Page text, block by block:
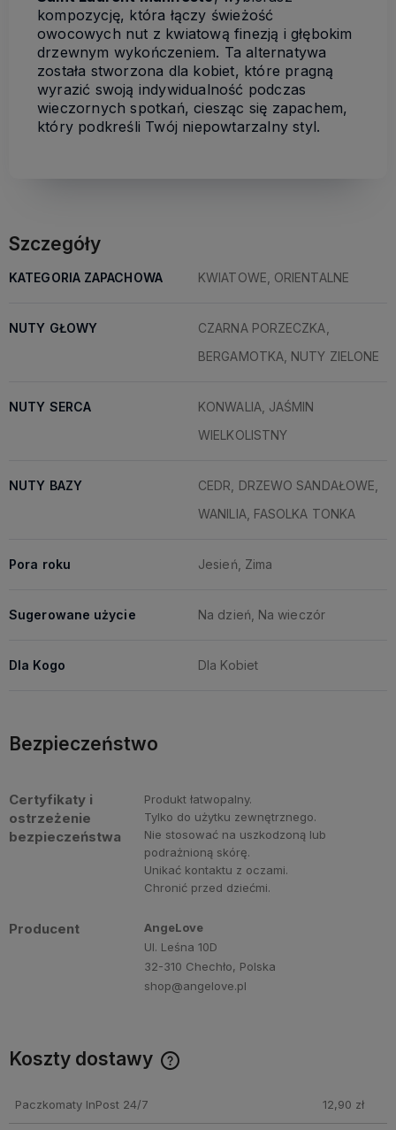
kompozycję, która łączy świeżość
owocowych nut z kwiatową finezją i głębokim
drzewnym wykończeniem. Ta alternatywa
została stworzona dla kobiet, które pragną
wyrazić swoją indywidualność podczas
wieczornych spotkań, ciesząc się zapachem,
który podkreśli Twój niepowtarzalny styl.
Szczegóły
KATEGORIA ZAPACHOWA KWIATOWE, ORIENTALNE
NUTY GŁOWY
CZARNA PORZECZKA,
BERGAMOTKA, NUTY ZIELONE
NUTY SERCA
KONWALIA, JAŚMIN
WIELKOLISTNY
NUTY BAZY
CEDR, DRZEWO SANDAŁOWE,
WANILIA, FASOLKA TONKA
Pora roku Jesień, Zima
Sugerowane użycie Na dzień, Na wieczór
Dla Kogo Dla Kobiet
Bezpieczeństwo
Certyfikaty i
ostrzeżenie
bezpieczeństwa
Produkt łatwopalny.
Tylko do użytku zewnętrznego.
Nie stosować na uszkodzoną lub
podrażnioną skórę.
Unikać kontaktu z oczami.
Chronić przed dziećmi.
Producent
AngeLove
Ul. Leśna 10D
32-310 Chechło, Polska
shop@angelove.pl
Koszty dostawy
Paczkomaty InPost 24/7
12,90 zł